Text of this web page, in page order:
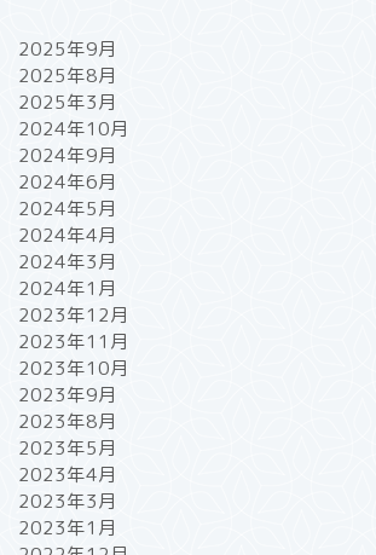
2025年9月
2025年8月
2025年3月
2024年10月
2024年9月
2024年6月
2024年5月
2024年4月
2024年3月
2024年1月
2023年12月
2023年11月
2023年10月
2023年9月
2023年8月
2023年5月
2023年4月
2023年3月
2023年1月